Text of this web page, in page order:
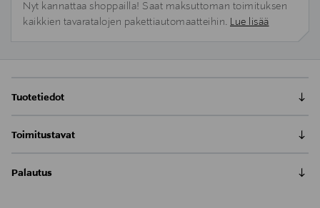
Nyt kannattaa shoppailla! Saat maksuttoman toimituksen
kaikkien tavaratalojen pakettiautomaatteihin. Lue lisää
Tuotetiedot
hiuspohjalle, sekä vaurioituneille hiuksille. Hellii
hiuksia syvältä. VEGAANI
Toimitustavat
0,00 € – 4,90 €
Palautus